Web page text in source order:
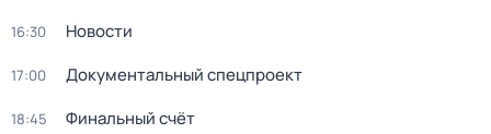
16:30 Новости
17:00 Документальный спецпроект
18:45 Финальный счёт